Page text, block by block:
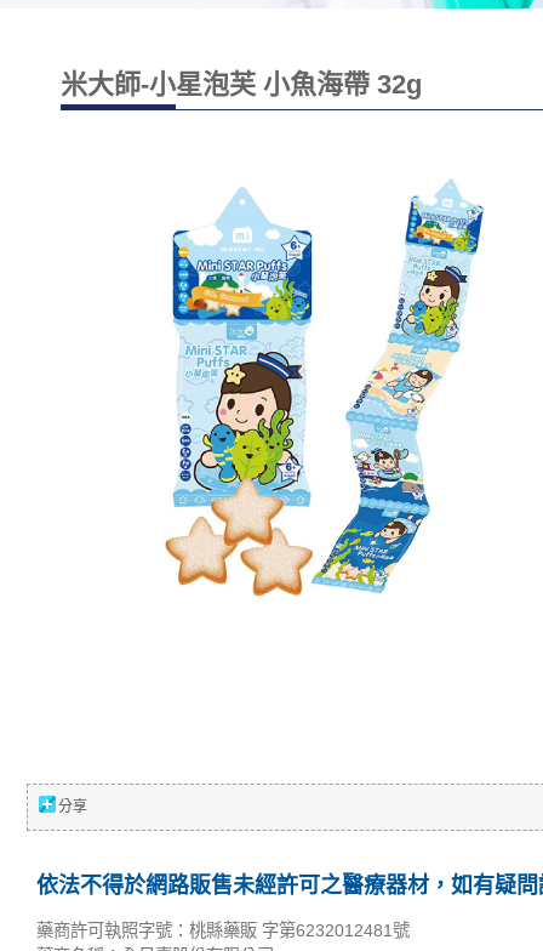
米大師-小星泡芙 小魚海帶 32g
分享
依法不得於網路販售未經許可之醫療器材，如有疑
藥商許可執照字號：桃縣藥販 字第6232012481號